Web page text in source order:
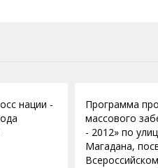
нации -
Программа
массового
- 2012» по
Магадана,